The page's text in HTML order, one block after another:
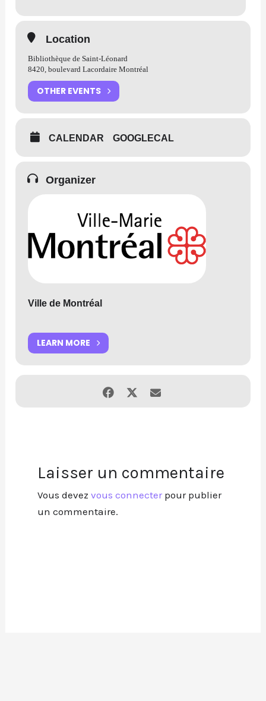
Location
Bibliothèque de Saint-Léonard
8420, boulevard Lacordaire Montréal
OTHER EVENTS
CALENDAR GOOGLECAL
Organizer
Ville de Montréal
LEARN MORE
Laisser un commentaire
Vous devez vous connecterpour publier
un commentaire.